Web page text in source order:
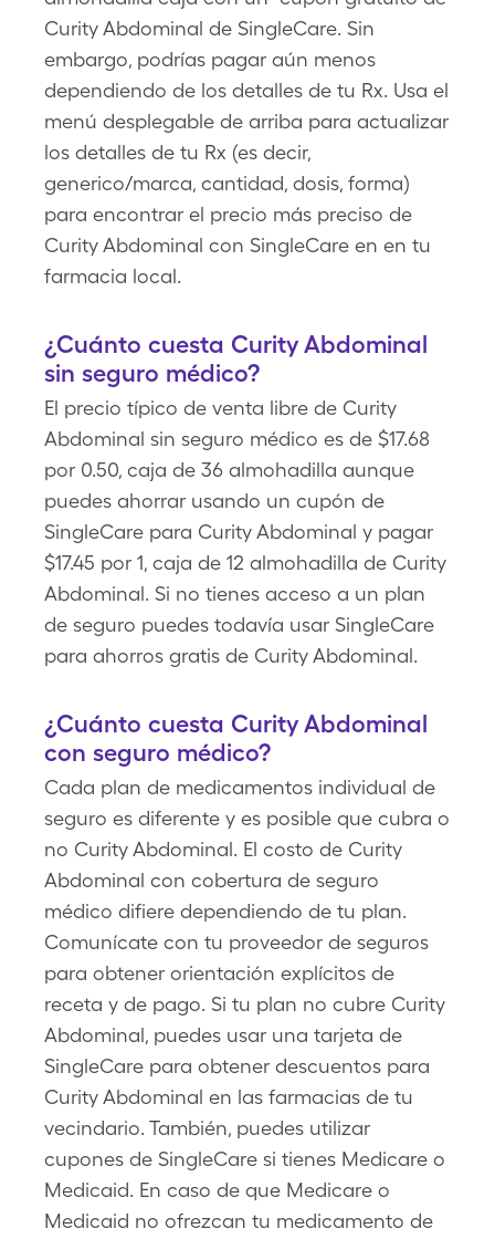
Curity Abdominal de SingleCare. Sin
embargo, podrías pagar aún menos
dependiendo de los detalles de tu Rx. Usa el
menú desplegable de arriba para actualizar
los detalles de tu Rx (es decir,
generico/marca, cantidad, dosis, forma)
para encontrar el precio más preciso de
Curity Abdominal con SingleCare en en tu
farmacia local.
¿Cuánto cuesta Curity Abdominal
sin seguro médico?
El precio típico de venta libre de Curity
Abdominal sin seguro médico es de $17.68
por 0.50, caja de 36 almohadilla aunque
puedes ahorrar usando un cupón de
SingleCare para Curity Abdominal y pagar
$17.45 por 1, caja de 12 almohadilla de Curity
Abdominal. Si no tienes acceso a un plan
de seguro puedes todavía usar SingleCare
para ahorros gratis de Curity Abdominal.
¿Cuánto cuesta Curity Abdominal
con seguro médico?
Cada plan de medicamentos individual de
seguro es diferente y es posible que cubra o
no Curity Abdominal. El costo de Curity
Abdominal con cobertura de seguro
médico difiere dependiendo de tu plan.
Comunícate con tu proveedor de seguros
para obtener orientación explícitos de
receta y de pago. Si tu plan no cubre Curity
Abdominal, puedes usar una tarjeta de
SingleCare para obtener descuentos para
Curity Abdominal en las farmacias de tu
vecindario. También, puedes utilizar
cupones de SingleCare si tienes Medicare o
Medicaid. En caso de que Medicare o
Medicaid no ofrezcan tu medicamento de